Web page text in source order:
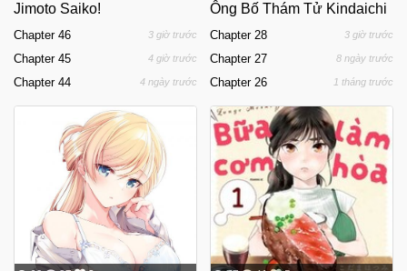
Jimoto Saiko!
Chapter 46 3 giờ trước
Chapter 45 4 giờ trước
Chapter 44 4 ngày trước
Ông Bố Thám Tử Kindaichi
Chapter 28 3 giờ trước
Chapter 27 8 ngày trước
Chapter 26 1 tháng trước